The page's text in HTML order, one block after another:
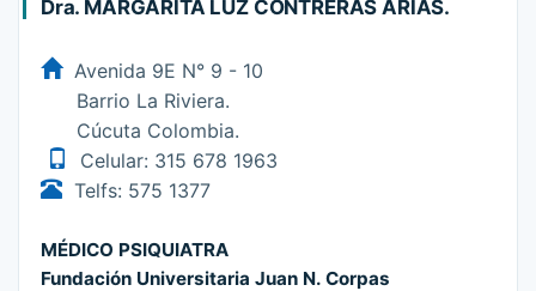
Dra. MARGARITA LUZ CONTRERAS ARIAS.
Avenida 9E N° 9 - 10
Barrio La Riviera.
Cúcuta Colombia.
Celular: 315 678 1963
Telfs: 575 1377
MÉDICO PSIQUIATRA
Fundación Universitaria Juan N. Corpas